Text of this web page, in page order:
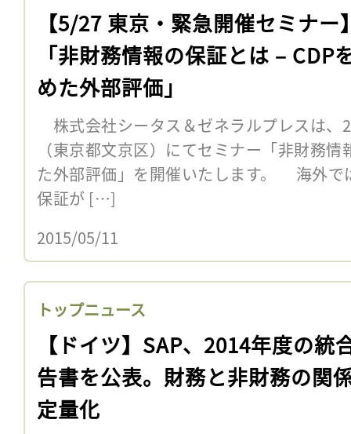
【5/27 東京・緊急開催セミナー
「非財務情報の保証とは – CDP
めた外部評価」
株式会社シータス＆ゼネラルプレスは、
（東京都文京区）にてセミナー「非財務
た外部評価」を開催いたします。 海外で
保証が […]
2015/05/11
トップニュース
【ドイツ】SAP、2014年度の統
告書を公表。財務と非財務の関
定量化